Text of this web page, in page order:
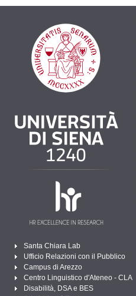
Santa Chiara Lab
Ufficio Relazioni con il Pubblico
Campus di Arezzo
Centro Linguistico d'Ateneo - CLA
Disabilità, DSA e BES